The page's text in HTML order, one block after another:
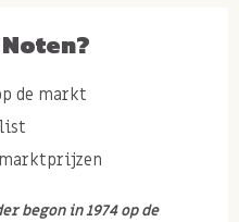
de markt
begon in 1974 op de